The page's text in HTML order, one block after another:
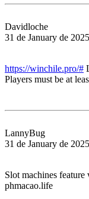
Davidloche
31 de January de
https://winchile.pro/#
Players must be at
LannyBug
31 de January de
Slot machines
phmacao.life